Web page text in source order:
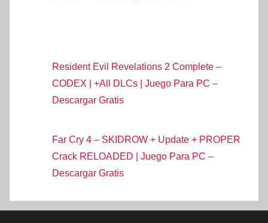
Resident Evil Revelations 2 Complete –
CODEX | +All DLCs | Juego Para PC –
Descargar Gratis
Far Cry 4 – SKIDROW + Update + PROPER
Crack RELOADED | Juego Para PC –
Descargar Gratis